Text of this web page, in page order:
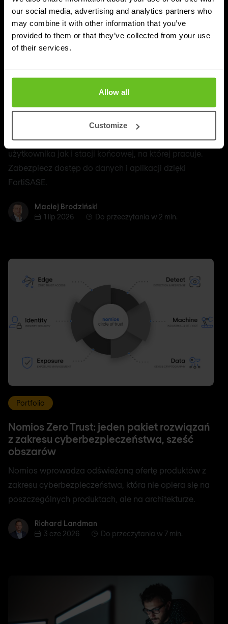
our social media, advertising and analytics partners who
may combine it with other information that you’ve
provided to them or that they’ve collected from your use
of their services.
Allow all
Customize
Praca hybrydowa bez kompromisów.
Zabezpiecz dostęp do danych i aplikacji
dzięki FortiSASE
Zmieniający się model pracy wymusza zwiększenie
kontroli nad tym co się dzieje zarówno po stronie
użytkownika jak i stacji końcowej, na której pracuje.
Zabezpiecz dostęp do danych i aplikacji dzięki
FortiSASE.
Maciej Brodziński
Maciej Brodziński
1 lip 2026
Do przeczytania w 2 min.
Portfolio
Nomios Zero Trust: jeden pakiet rozwiązań
z zakresu cyberbezpieczeństwa, sześć
obszarów
Nomios wprowadza odświeżoną ofertę produktów z
zakresu cyberbezpieczeństwa, która nie opiera się na
poszczególnych produktach, ale na architekturze.
Richard Landman
Richard Landman
3 cze 2026
Do przeczytania w 7 min.